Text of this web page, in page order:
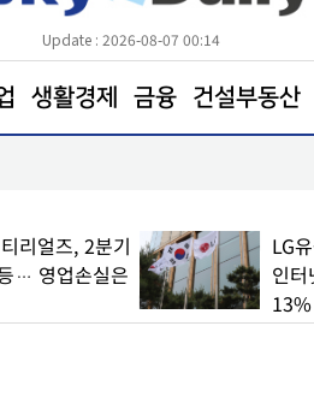
Update : 2026-08-07 00:14
생활경제 금융 건설부동산
리얼즈, 2분기
… 영업손실은
LG
인터
13%